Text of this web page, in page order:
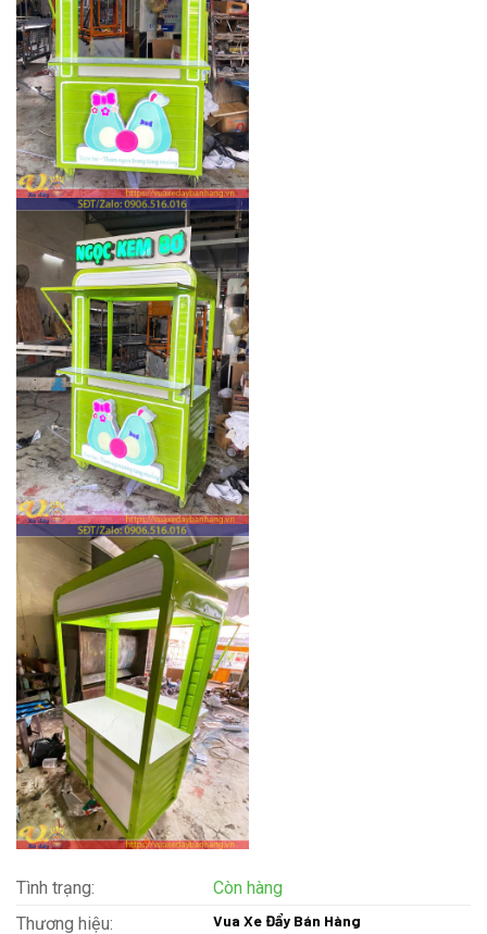
Tình trạng:
Còn hàng
Thương hiệu:
Vua Xe Đẩy Bán Hàng